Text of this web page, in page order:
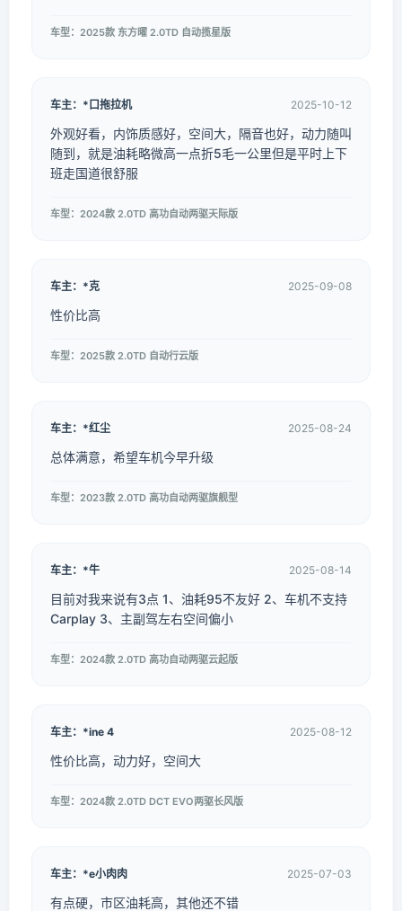
车型：2025款 东方曜 2.0TD 自动揽星版
车主：*口拖拉机 2025-10-12
外观好看，内饰质感好，空间大，隔音也好，动力随叫
随到，就是油耗略微高一点折5毛一公里但是平时上下
班走国道很舒服
车型：2024款 2.0TD 高功自动两驱天际版
车主：*克 2025-09-08
性价比高
车型：2025款 2.0TD 自动行云版
车主：*红尘 2025-08-24
总体满意，希望车机今早升级
车型：2023款 2.0TD 高功自动两驱旗舰型
车主：*牛 2025-08-14
目前对我来说有3点 1、油耗95不友好 2、车机不支持
Carplay 3、主副驾左右空间偏小
车型：2024款 2.0TD 高功自动两驱云起版
车主：*ine 4 2025-08-12
性价比高，动力好，空间大
车型：2024款 2.0TD DCT EVO两驱长风版
车主：*e小肉肉 2025-07-03
有点硬，市区油耗高，其他还不错